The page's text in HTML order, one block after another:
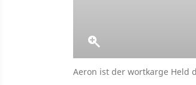
Aeron ist der wortkarge Held